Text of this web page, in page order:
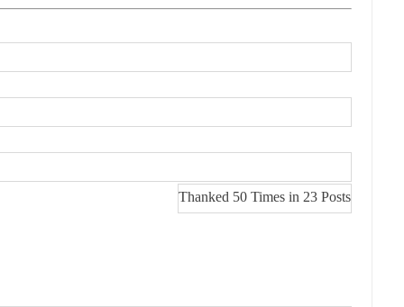
Thanked 50 Times in 23 Posts